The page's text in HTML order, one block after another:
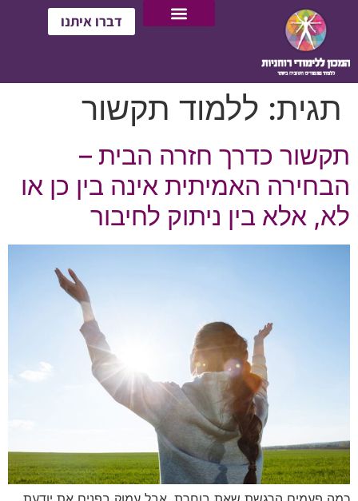
דברו איתנו
תגית: ללמוד תקשור
תקשור כדרך חזרה הבית –
הבחירה האמיתית אינה בין כן או
לא, אלא בין ניתוק לחיבור